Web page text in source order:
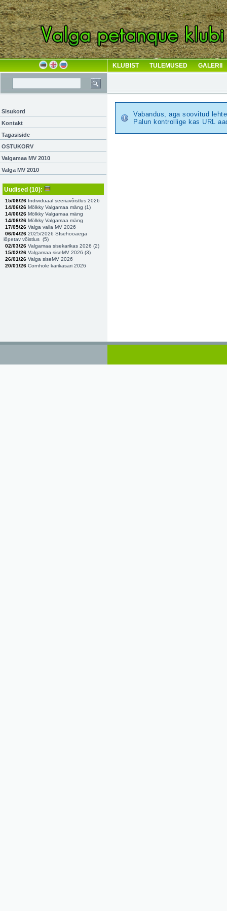
KLUBIST TULEMUSED GALERII
Sisukord
Kontakt
Tagasiside
OSTUKORV
Valgamaa MV 2010
Valga MV 2010
Uudised (10):
15/06/26 Individuaal seeriavõistlus 2026
14/06/26 Mölkky Valgamaa mäng (1)
14/06/26 Mölkky Valgamaa mäng
14/06/26 Mölkky Valgamaa mäng
17/05/26 Valga valla MV 2026
06/04/26 2025/2026 SIsehooaega
lõpetav võistlus (5)
02/03/26 Valgamaa sisekarikas 2026 (2)
15/02/26 Valgamaa siseMV 2026 (3)
26/01/26 Valga siseMV 2026
20/01/26 Cornhole karikasari 2026
Vabandus, aga soovitud
Palun kontrollige kas URL